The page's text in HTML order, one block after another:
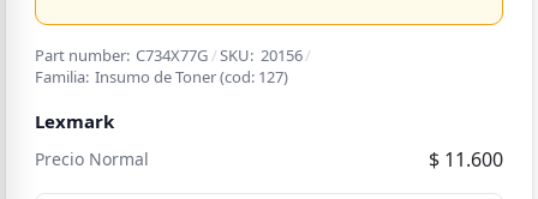
Part number: C734X77G /SKU: 20156/
Familia: Insumo de Toner(cod: 127)
Lexmark
Precio Normal $ 11.600